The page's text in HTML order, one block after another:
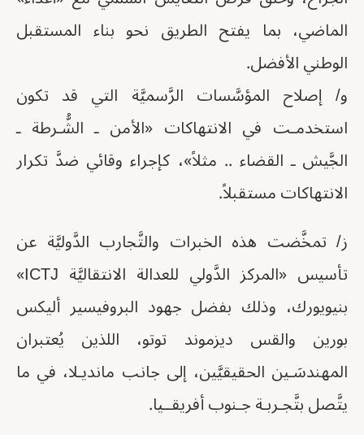
الماضي، بما يفتح الطريق نحو بناء المستقبل
الوطني الأفضل.
و/ إصلاح المؤسَّسات الرَّسميَّة التي قد تكون
استخدمـت في الانتهاكات «الأمن ـ الشُّـرطة ـ
الجَّيش ـ القضاء .. مثلاً»، كإجراء وقائي ضدَّ تكرار
الانتهاكات مستقبلاً.
ز/ تمخَّضت هذه الخبرات والتَّجارب الدَّوليَّة عن
تأسيس «المركز الدَّولي للعدالة الانتقاليَّة ICTJ»
بنيويورك، وذلك بفضل جهود البروفيسير أليكس
بورين والقس ديزموند توتو، اللذين يُعتبران
المهندسَـين الحقيقيَّين، إلى جانب مانديـلا، في ما
يتَّصل بتَّجـربـة جـنوب أفريقــيا.